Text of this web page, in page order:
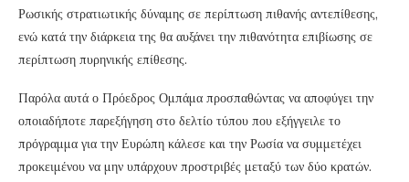
Ρωσικής στρατιωτικής δύναμης σε περίπτωση πιθανής αντεπίθεσης,
ενώ κατά την διάρκεια της θα αυξάνει την πιθανότητα επιβίωσης σε
περίπτωση πυρηνικής επίθεσης.
Παρόλα αυτά ο Πρόεδρος Ομπάμα προσπαθώντας να αποφύγει την
οποιαδήποτε παρεξήγηση στο δελτίο τύπου που εξήγγειλε το
πρόγραμμα για την Ευρώπη κάλεσε και την Ρωσία να συμμετέχει
προκειμένου να μην υπάρχουν προστριβές μεταξύ των δύο κρατών.